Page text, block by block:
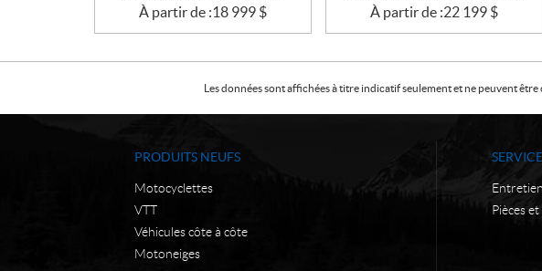
À partir de :18 999 $
À partir de :22 199 $
Les données sont affichées à titre indicatif seulement et ne peuvent
PRODUITS NEUFS
Motocyclettes
VTT
Véhicules côte à côte
Motoneiges
SERVICE
Entretien
Pièces